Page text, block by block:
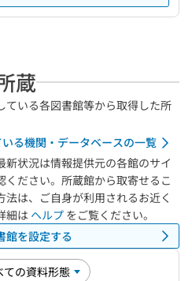
蔵
ている各図書館等から取得した所
る機関・データベースの一覧
状況は情報提供元の各館のサイ
ください。所蔵館から取寄せるこ
は、ご自身が利用されるお近く
細は ヘルプ をご覧ください。
館を設定する